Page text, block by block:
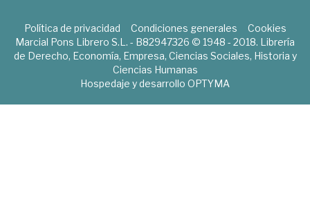
Política de privacidad Condiciones generales
Cookies
Marcial Pons Librero S.L. - B82947326 © 1948 - 2018. Librería
de Derecho, Economía, Empresa, Ciencias Sociales, Historia y
Ciencias Humanas
Hospedaje y desarrollo OPTYMA